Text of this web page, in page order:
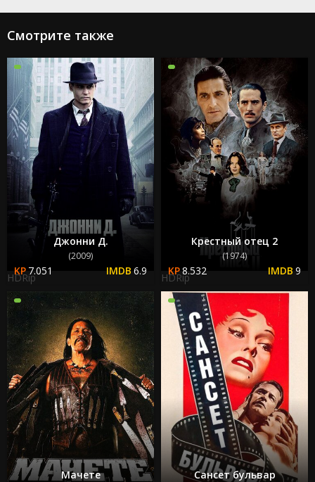
Смотрите также
Джонни Д.
(2009)
7.051 6.9
HDRip
Крестный отец 2
(1974)
8.532 9
HDRip
Мачете Сансет бульвар